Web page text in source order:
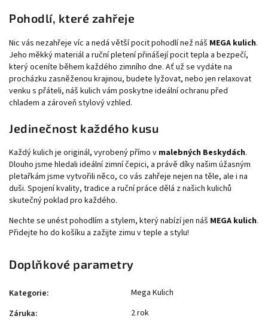
Pohodlí, které zahřeje
Nic vás nezahřeje víc a nedá větší pocit pohodlí než náš MEGA kulich.
Jeho měkký materiál a ruční pletení přinášejí pocit tepla a bezpečí,
který oceníte během každého zimního dne. Ať už se vydáte na
procházku zasněženou krajinou, budete lyžovat, nebo jen relaxovat
venku s přáteli, náš kulich vám poskytne ideální ochranu před
chladem a zároveň stylový vzhled.
Jedinečnost každého kusu
Každý kulich je originál, vyrobený přímo v malebných Beskydách.
Dlouho jsme hledali ideální zimní čepici, a právě díky našim úžasným
pletařkám jsme vytvořili něco, co vás zahřeje nejen na těle, ale i na
duši. Spojení kvality, tradice a ruční práce dělá z našich kulichů
skutečný poklad pro každého.
Nechte se unést pohodlím a stylem, který nabízí jen náš MEGA kulich.
Přidejte ho do košíku a zažijte zimu v teple a stylu!
Doplňkové parametry
Kategorie:
Mega Kulich
Záruka: 2 rok